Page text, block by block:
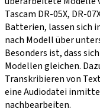
Tascam DR-05X, DR-
Batterien, lassen sich
nach Modell über
Besonders ist, dass
Modellen gleichen.
Transkribieren von
eine Audiodatei
nachbearbeiten.